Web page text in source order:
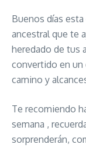
Buenos días
ancestral que te
heredado de tus
convertido en un
camino y
Te recomiendo
semana ,
sorprenderán,